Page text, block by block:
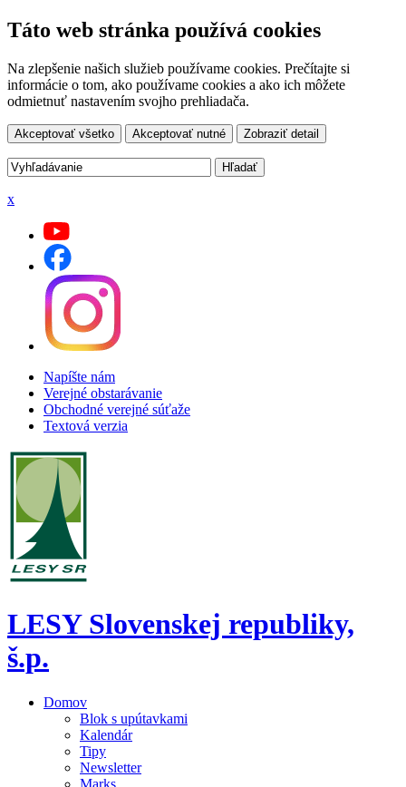
Táto web stránka používá cookies
Na zlepšenie našich služieb používame cookies. Prečítajte si
informácie o tom, ako používame cookies a ako ich môžete
odmietnuť nastavením svojho prehliadača.
Akceptovať všetko Akceptovať nutné Zobraziť detail
x
Napíšte nám
Verejné obstarávanie
Obchodné verejné súťaže
Textová verzia
LESY Slovenskej republiky,
š.p.
Domov
Blok s upútavkami
Kalendár
Tipy
Newsletter
Marks